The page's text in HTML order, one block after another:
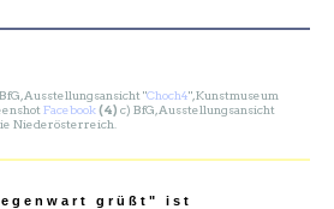
Ausstellungsansicht "Choch4", Kunstmuseum
Facebook(4) c) BfG, Ausstellungsansicht
Niederösterreich.
grüßt" ist